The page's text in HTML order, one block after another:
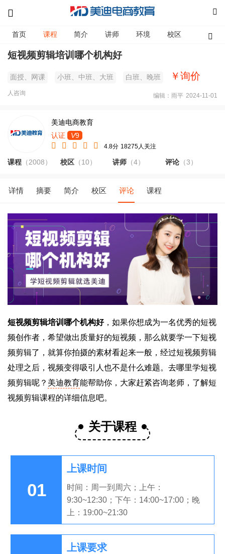
首页 课程 简介 讲师 环境 校区 资讯
短视频剪辑培训哪个机构好
面授、网课 小班、中班、大班 白班、晚班 ￥询价
人咨询 2024-11-01
编辑：雨平
美迪电商教育
认证
V9
4.8分 18275人关注
课程 （2008） 校区（10） 讲师 （4） 评论（3）
详情 摘要 简介 校区 评论 课程
短视频剪辑培训哪个机构好，如果你想成为一名优秀的短视
频创作者，希望做出质量好的短视频，那么就要学一下短视
频剪辑了，就算你拍摄的素材看起来一般，经过短视频剪辑
处理之后，视频变得吸引人也不是什么难题。去哪里学短视
频剪辑呢？ 美迪教育能帮助你，大家赶紧咨询老师，了解短
视频剪辑课程的详细信息吧。
关于课程
01
上课时间
时间：周一到周六；上午：
9:30~12:30；下午：14:00~17:00；晚
上：19:00~21:30
上课要求